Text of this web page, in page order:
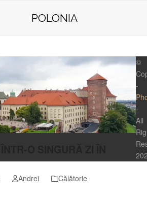
POLONIA
Andrei
Călătorie
©
-
-
All